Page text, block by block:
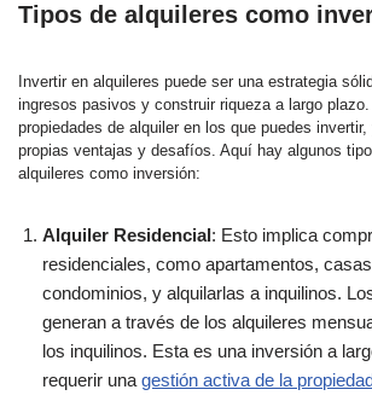
Tipos de alquileres como
Invertir en alquileres puede ser una estrategia
ingresos pasivos y construir riqueza a largo
propiedades de alquiler en los que puedes
propias ventajas y desafíos. Aquí hay algunos
alquileres como inversión:
Alquiler Residencial: Esto implica
residenciales, como apartamentos,
condominios, y alquilarlas a inquilinos.
generan a través de los alquileres
los inquilinos. Esta es una inversión a
requerir una gestión activa de la